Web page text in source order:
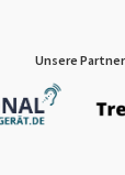
Unsere